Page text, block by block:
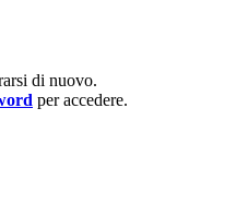
di nuovo.
per accedere.